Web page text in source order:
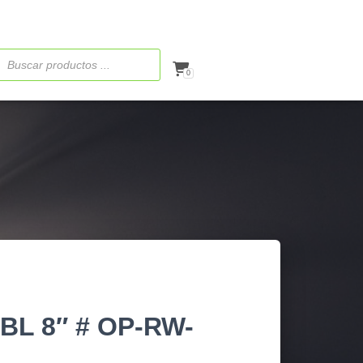
0
8″ # OP-RW-